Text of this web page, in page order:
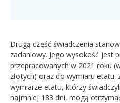
Drugą część świadczenia
zadaniowy. Jego wysokość jest
przepracowanych w 2021 roku
złotych) oraz do wymiaru etatu.
wymiarze etatu, którzy
najmniej 183 dni, mogą